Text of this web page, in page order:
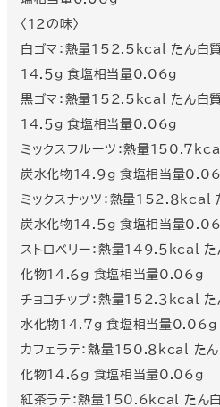
〈12の味〉
白ゴマ：熱量152.5kcal たん白
14.５g 食塩相当量0.06g
黒ゴマ：熱量152.5kcal たん白
14.５g 食塩相当量0.06g
ミックスフルーツ：熱量150.７
炭水化物14.９g 食塩相当量
ミックスナッツ：熱量15２.８
炭水化物14.５g 食塩相当量
ストロベリー：熱量14９.５kcal
化物14.６g 食塩相当量0.06g
チョコチップ：熱量15２.３kcal
水化物14.７g 食塩相当量0.06g
カフェラテ：熱量150.８kcal た
化物14.６g 食塩相当量0.06g
紅茶ラテ：熱量150.6kcal たん